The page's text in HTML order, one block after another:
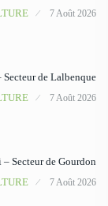
7 Août 2026
Secteur de Lalbenque
7 Août 2026
– Secteur de Gourdon
7 Août 2026